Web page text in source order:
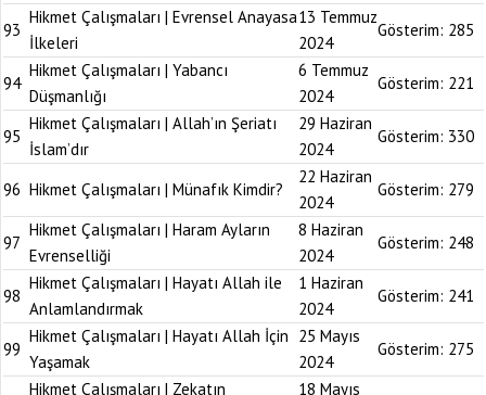
93
Hikmet Çalışmaları | Evrensel Anayasa
İlkeleri
13 Temmuz
2024
Gösterim: 285
94
Hikmet Çalışmaları | Yabancı
Düşmanlığı
6 Temmuz
2024
Gösterim: 221
95
Hikmet Çalışmaları | Allah’ın Şeriatı
İslam’dır
29 Haziran
2024
Gösterim: 330
96 Hikmet Çalışmaları | Münafık Kimdir?
22 Haziran
2024
Gösterim: 279
97
Hikmet Çalışmaları | Haram Ayların
Evrenselliği
8 Haziran
2024
Gösterim: 248
98
Hikmet Çalışmaları | Hayatı Allah ile
Anlamlandırmak
1 Haziran
2024
Gösterim: 241
99
Hikmet Çalışmaları | Hayatı Allah İçin
Yaşamak
25 Mayıs
2024
Gösterim: 275
Hikmet Çalışmaları | Zekatın
18 Mayıs